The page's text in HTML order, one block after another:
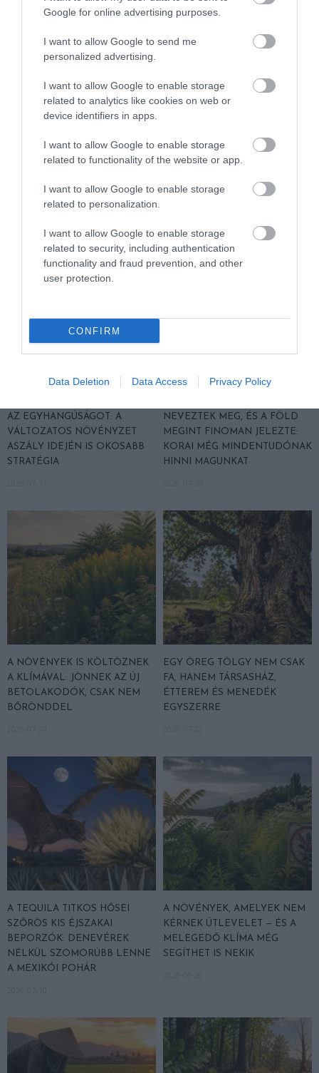
Google for online advertising purposes.
I want to allow Google to send me
personalized advertising.
I want to allow Google to enable storage
related to analytics like cookies on web or
device identifiers in apps.
I want to allow Google to enable storage
related to functionality of the website or app.
I want to allow Google to enable storage
related to personalization.
I want to allow Google to enable storage
related to security, including authentication
functionality and fraud prevention, and other
user protection.
CONFIRM
Data Deletion Data Access Privacy Policy
KIRÁNDULÁS PANNONHALMA
SZŐLŐ ÉS KOMLÓ
TALÁLKOZÁSA
HŐKUPOLA MAGYARORSZÁG
FEDŐ, ÉS MI TÖRTÉNIK
AZ EGYHANGÚSÁGOT: A
VÁLTOZATOS NÖVÉNYZET
ASZÁLY IDEJÉN IS OKOSABB
STRATÉGIA
NEVEZTEK MEG, ÉS A FÖLD
MEGINT FINOMAN JELEZTE:
KORAI MÉG MINDENTUDÓNAK
HINNI MAGUNKAT
A NÖVÉNYEK IS KÖLTÖZNEK
A KLÍMÁVAL: JÖNNEK AZ ÚJ
BETOLAKODÓK, CSAK NEM
BŐRÖNDDEL
EGY ÖREG TÖLGY NEM CSAK
FA, HANEM TÁRSASHÁZ,
ÉTTEREM ÉS MENEDÉK
EGYSZERRE
A TEQUILA TITKOS HŐSEI
SZŐRÖS KIS ÉJSZAKAI
BEPORZÓK: DENEVÉREK
NÉLKÜL SZOMORÚBB LENNE
A MEXIKÓI POHÁR
A NÖVÉNYEK, AMELYEK NEM
KÉRNEK ÚTLEVELET — ÉS A
MELEGEDŐ KLÍMA MÉG
SEGÍTHET IS NEKIK